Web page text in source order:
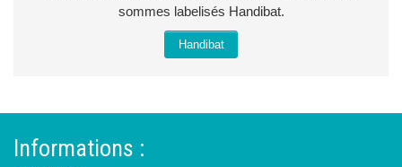
sommes labelisés Handibat.
Handibat
Informations :